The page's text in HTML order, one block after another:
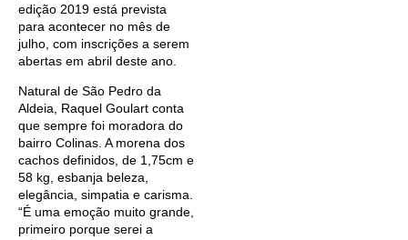
edição 2019 está prevista
para acontecer no mês de
julho, com inscrições a serem
abertas em abril deste ano.
Natural de São Pedro da
Aldeia, Raquel Goulart conta
que sempre foi moradora do
bairro Colinas. A morena dos
cachos definidos, de 1,75cm e
58 kg, esbanja beleza,
elegância, simpatia e carisma.
“É uma emoção muito grande,
primeiro porque serei a